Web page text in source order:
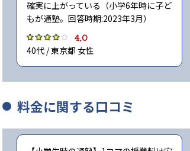
確実に上がっている（小学6年時に子ど
もが通塾。回答時期:2023年3月）
4.0
40代 / 東京都 女性
料金に関する口コミ